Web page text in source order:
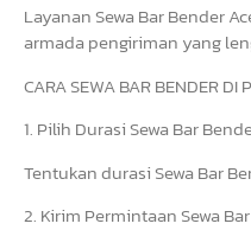
Layanan Sewa Bar Bender
armada pengiriman yang
CARA SEWA BAR BENDER DI
1. Pilih Durasi Sewa Bar
Tentukan durasi Sewa Bar
2. Kirim Permintaan Sewa